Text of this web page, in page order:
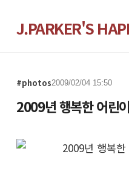
J.PARKER'S
#photos2009/02/04 15:50
2009년 행복한 어린